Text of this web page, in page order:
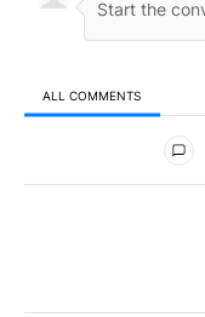
ALL COMMENTS
All Comments